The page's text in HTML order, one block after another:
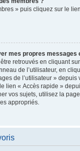
» puis cliquez sur le
mes propres messages
retrouvés en cliquant
de l’utilisateur, en
de l’utilisateur » depuis
lien « Accès rapide »
vos sujets, utilisez la
appropriés.